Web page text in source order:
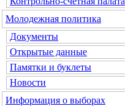
Молодежная политика
Документы
Открытые данные
Памятки и буклеты
Новости
Информация о выборах